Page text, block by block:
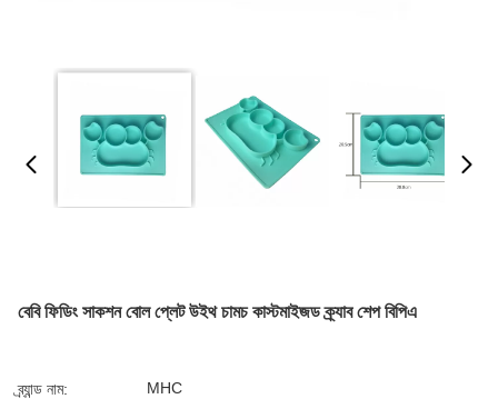
বেবি ফিডিং সাকশন বোল প্লেট উইথ চামচ কাস্টমাইজড ক্র্যাব শেপ বিপিএ
ব্র্যান্ড নাম: MHC